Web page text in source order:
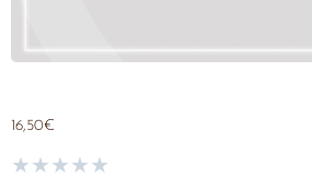
16,50€
★★★★★